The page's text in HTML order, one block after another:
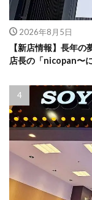
2026年8月5日
【新店情報】長年
店長の「nicopan〜